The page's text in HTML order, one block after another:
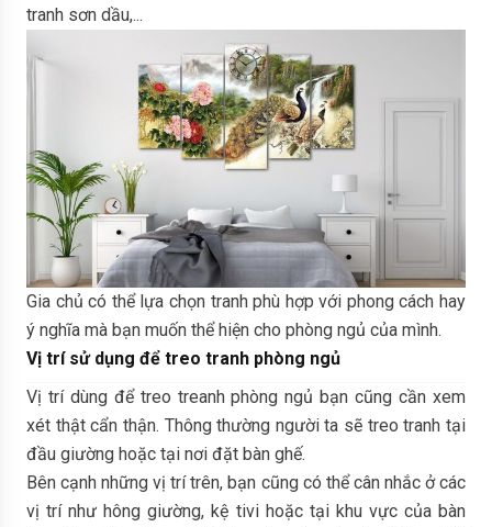
tranh sơn dầu,...
Gia chủ có thể lựa chọn tranh phù hợp với phong cách hay
ý nghĩa mà bạn muốn thể hiện cho phòng ngủ của mình.
Vị trí sử dụng để treo tranh phòng ngủ
Vị trí dùng để treo treanh phòng ngủ bạn cũng cần xem
xét thật cẩn thận. Thông thường người ta sẽ treo tranh tại
đầu giường hoặc tại nơi đặt bàn ghế.
Bên cạnh những vị trí trên, bạn cũng có thể cân nhắc ở các
vị trí như hông giường, kệ tivi hoặc tại khu vực của bàn